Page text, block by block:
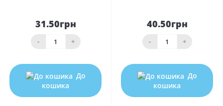
31.50грн
- +
До
кошика
40.50грн
- +
До
кошика